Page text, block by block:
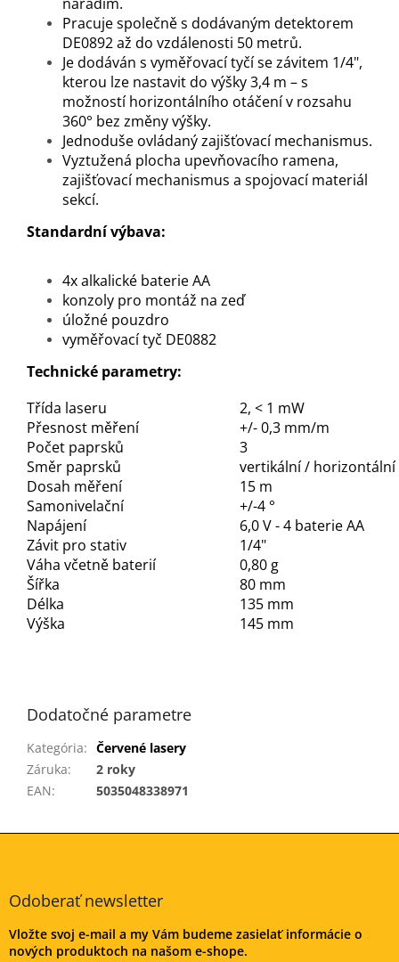
Pracuje společně s dodávaným detektorem
DE0892 až do vzdálenosti 50 metrů.
Je dodáván s vyměřovací tyčí se závitem 1/4",
kterou lze nastavit do výšky 3,4 m – s
možností horizontálního otáčení v rozsahu
360° bez změny výšky.
Jednoduše ovládaný zajišťovací mechanismus.
Vyztužená plocha upevňovacího ramena,
zajišťovací mechanismus a spojovací materiál
sekcí.
Standardní výbava:
4x alkalické baterie AA
konzoly pro montáž na zeď
úložné pouzdro
vyměřovací tyč DE0882
Technické parametry:
Třída laseru
2, < 1 mW
Přesnost měření
+/- 0,3 mm/m
Počet paprsků
3
Směr paprsků
vertikální / horizontální
Dosah měření
15 m
Samonivelační
+/-4 °
Napájení
6,0 V - 4 baterie AA
Závit pro stativ
1/4"
Váha včetně baterií
0,80 g
Šířka
80 mm
Délka
135 mm
Výška
145 mm
Dodatočné parametre
Kategória: Červené lasery
Záruka:
2 roky
EAN: 5035048338971
Z
Odoberať newsletter
Vložte svoj e-mail a my Vám budeme zasielať informácie o
nových produktoch na našom e-shope.